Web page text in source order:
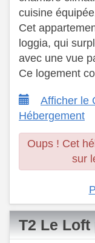
cuisine
Cet
loggia, qui
avec une vue
Ce logement
Afficher le
Hébergement
Oups ! Cet
sur
T2 Le